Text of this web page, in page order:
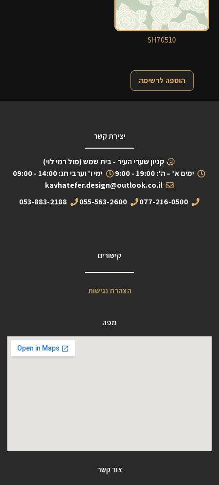
SH70510
הוספה לרשימה
יצירת קשר
קניון שערי העיר - בית שמש (מול רמי לוי)
ימים א' – ה': 19:00 - 9:00
ימי ו' וערבי חג: 14:00 - 09:00
kavhatefer.design@outlook.co.il
077-216-0500
055-563-2600
053-883-2188
קישורים
הצהרת נגישות
מפה
צור קשר